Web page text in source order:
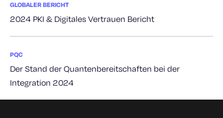
GLOBALER BERICHT
2024 PKI & Digitales Vertrauen Bericht
PQC
Der Stand der Quantenbereitschaften bei der
Integration 2024